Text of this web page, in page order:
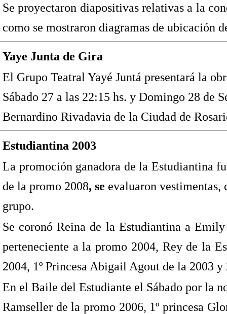
Se proyectaron diapositivas relativas a la
como se mostraron diagramas de ubicación
Yaye Junta de Gira
El Grupo Teatral Yayé Juntá presentará la
Sábado 27 a las 22:15 hs. y Domingo 28 de
Bernardino Rivadavia de la Ciudad de
Estudiantina 2003
La promoción ganadora de la Estudiantina
de la promo 2008, se evaluaron vestimentas,
grupo.
Se coronó Reina de la Estudiantina a
perteneciente a la promo 2004, Rey de la
2004, 1º Princesa Abigail Agout de la 2003
En el Baile del Estudiante el Sábado por la
Ramseller de la promo 2006, 1º princesa